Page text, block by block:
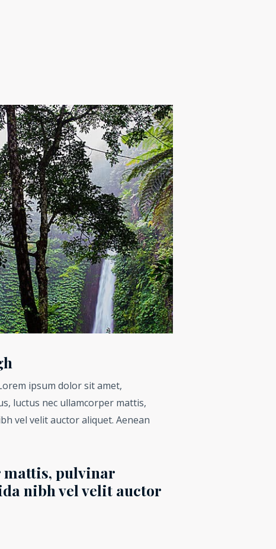
ipsum dolor sit amet,
luctus nec ullamcorper mattis,
vel velit auctor aliquet. Aenean
mattis, pulvinar
nibh vel velit auctor